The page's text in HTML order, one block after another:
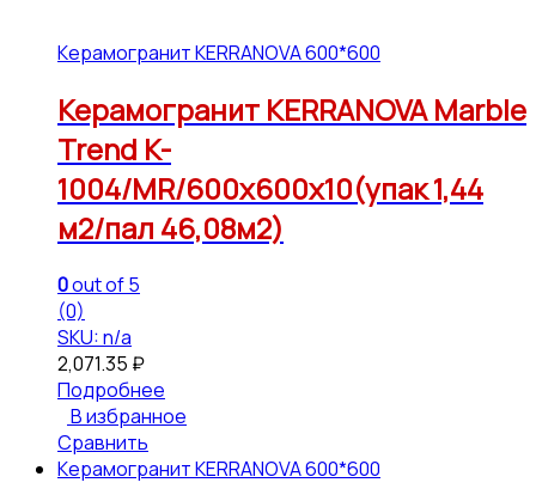
Керамогранит KERRANOVA 600*600
Керамогранит KERRANOVA Marble
Trend K-
1004/MR/600x600x10(упак 1,44
м2/пал 46,08м2)
0out of 5
(0)
SKU: n/a
2,071.35 ₽
Подробнее
В избранное
Сравнить
Керамогранит KERRANOVA 600*600